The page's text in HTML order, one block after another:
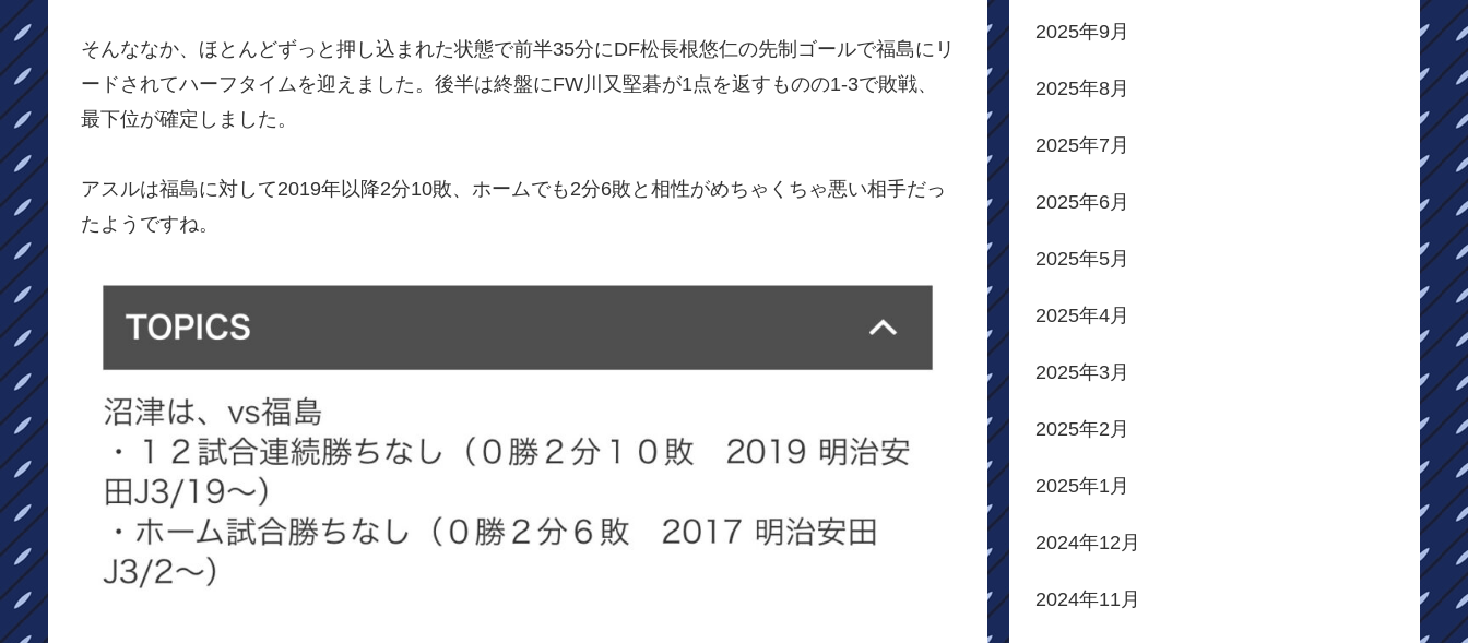
そんななか、ほとんどずっと押し込まれた状態で前半35分にDF松長根悠仁の先制ゴールで福島にリ
ードされてハーフタイムを迎えました。後半は終盤にFW川又堅碁が1点を返すものの1-3で敗戦、
最下位が確定しました。
アスルは福島に対して2019年以降2分10敗、ホームでも2分6敗と相性がめちゃくちゃ悪い相手だっ
たようですね。
2025年9月
2025年8月
2025年7月
2025年6月
2025年5月
2025年4月
2025年3月
2025年2月
2025年1月
2024年12月
2024年11月